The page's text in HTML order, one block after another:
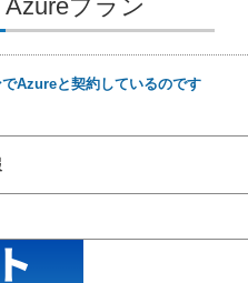
プラン
Azureと契約しているのです